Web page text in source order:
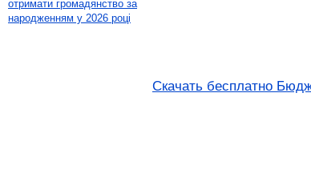
Скачать бесплатно
отримати громадянство за
народженням у 2026 році